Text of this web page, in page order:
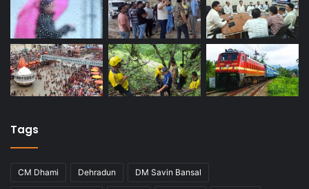
Tags
CM Dhami Dehradun DM Savin Bansal